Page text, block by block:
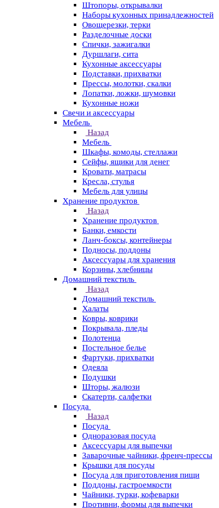
Штопоры, открывалки
Наборы кухонных принадлежностей
Овощерезки, терки
Разделочные доски
Спички, зажигалки
Дуршлаги, сита
Кухонные аксессуары
Подставки, прихватки
Прессы, молотки, скалки
Лопатки, ложки, шумовки
Кухонные ножи
Свечи и аксессуары
Мебель
Назад
Мебель
Шкафы, комоды, стеллажи
Сейфы, ящики для денег
Кровати, матрасы
Кресла, стулья
Мебель для улицы
Хранение продуктов
Назад
Хранение продуктов
Банки, емкости
Ланч-боксы, контейнеры
Подносы, поддоны
Аксессуары для хранения
Корзины, хлебницы
Домашний текстиль
Назад
Домашний текстиль
Халаты
Ковры, коврики
Покрывала, пледы
Полотенца
Постельное белье
Фартуки, прихватки
Одеяла
Подушки
Шторы, жалюзи
Скатерти, салфетки
Посуда
Назад
Посуда
Одноразовая посуда
Аксессуары для выпечки
Заварочные чайники, френч-прессы
Крышки для посуды
Посуда для приготовления пищи
Поддоны, гастроемкости
Чайники, турки, кофеварки
Противни, формы для выпечки